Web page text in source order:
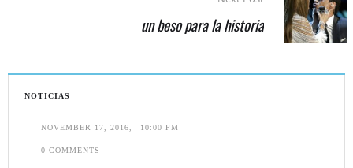
NOTICIAS
NOVEMBER 17, 2016 10:00 PM
0 COMMENTS
un beso para la historia